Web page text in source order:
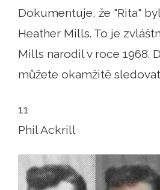
Dokumentuje, že "Rita"
Heather Mills. To je
Mills narodil v roce 1968.
můžete okamžitě
11
Phil Ackrill